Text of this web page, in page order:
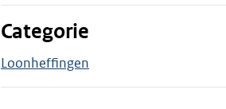
Categorie
Loonheffingen